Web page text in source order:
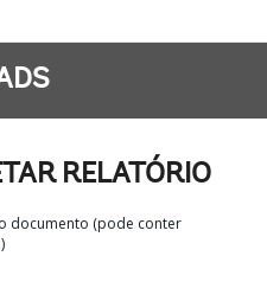
RELATÓRIO
documento (pode conter